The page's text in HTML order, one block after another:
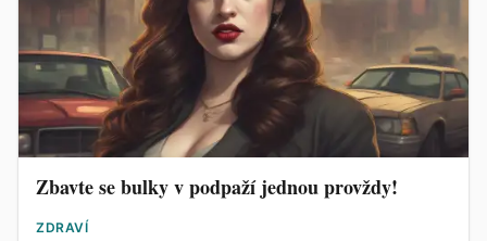
Zbavte se bulky v podpaží jednou provždy!
ZDRAVÍ